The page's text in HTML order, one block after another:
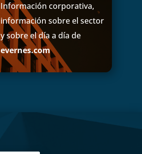
Información corporativa,
información sobre el sector
y sobre el día a día de
evernes.com